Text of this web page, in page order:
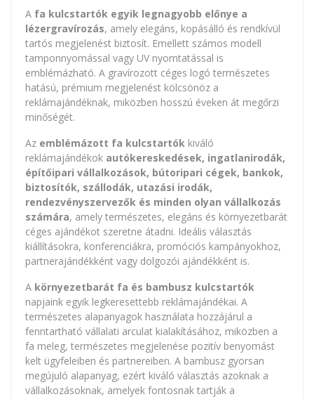
A fa kulcstartók egyik legnagyobb előnye a
lézergravírozás, amely elegáns, kopásálló és rendkívül
tartós megjelenést biztosít. Emellett számos modell
tamponnyomással vagy UV nyomtatással is
emblémázható. A gravírozott céges logó természetes
hatású, prémium megjelenést kölcsönöz a
reklámajándéknak, miközben hosszú éveken át megőrzi
minőségét.
Az emblémázott fa kulcstartók kiváló
reklámajándékok autókereskedések, ingatlanirodák,
építőipari vállalkozások, bútoripari cégek, bankok,
biztosítók, szállodák, utazási irodák,
rendezvényszervezők és minden olyan vállalkozás
számára, amely természetes, elegáns és környezetbarát
céges ajándékot szeretne átadni. Ideális választás
kiállításokra, konferenciákra, promóciós kampányokhoz,
partnerajándékként vagy dolgozói ajándékként is.
A környezetbarát fa és bambusz kulcstartók
napjaink egyik legkeresettebb reklámajándékai. A
természetes alapanyagok használata hozzájárul a
fenntartható vállalati arculat kialakításához, miközben a
fa meleg, természetes megjelenése pozitív benyomást
kelt ügyfeleiben és partnereiben. A bambusz gyorsan
megújuló alapanyag, ezért kiváló választás azoknak a
vállalkozásoknak, amelyek fontosnak tartják a